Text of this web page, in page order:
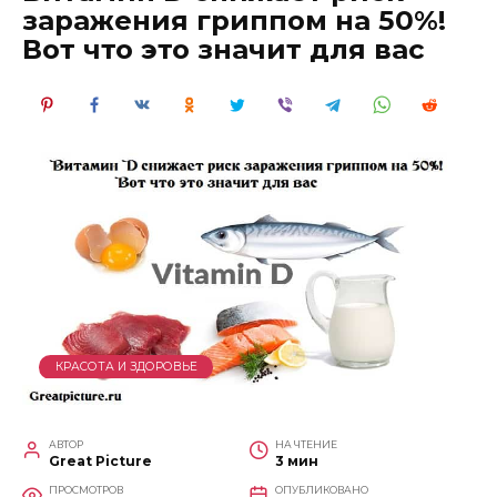
заражения гриппом на 50%!
Вот что это значит для вас
КРАСОТА И ЗДОРОВЬЕ
АВТОР
Great Picture
НА ЧТЕНИЕ
3 мин
ПРОСМОТРОВ ОПУБЛИКОВАНО